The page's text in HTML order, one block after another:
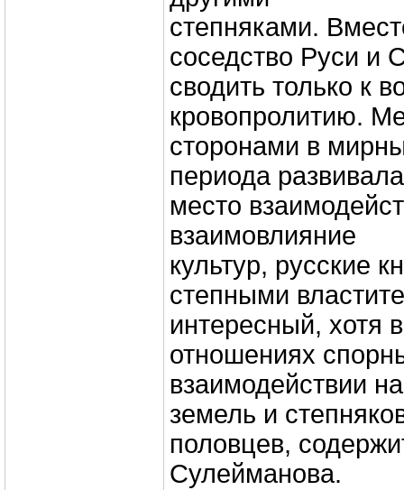
степняками.
соседство Руси и
сводить только к
кровопролитию.
сторонами в
периода
место
взаимовлияние
культур, русские
степными
интересный, хотя
отношениях
взаимодействии
земель и
половцев,
Сулейманова.